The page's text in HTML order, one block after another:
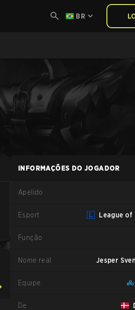
BR
INFORMAÇÕES DO JOGADOR
Apelido
Esport League of
Função
Nome real Jesper
Equipe
De